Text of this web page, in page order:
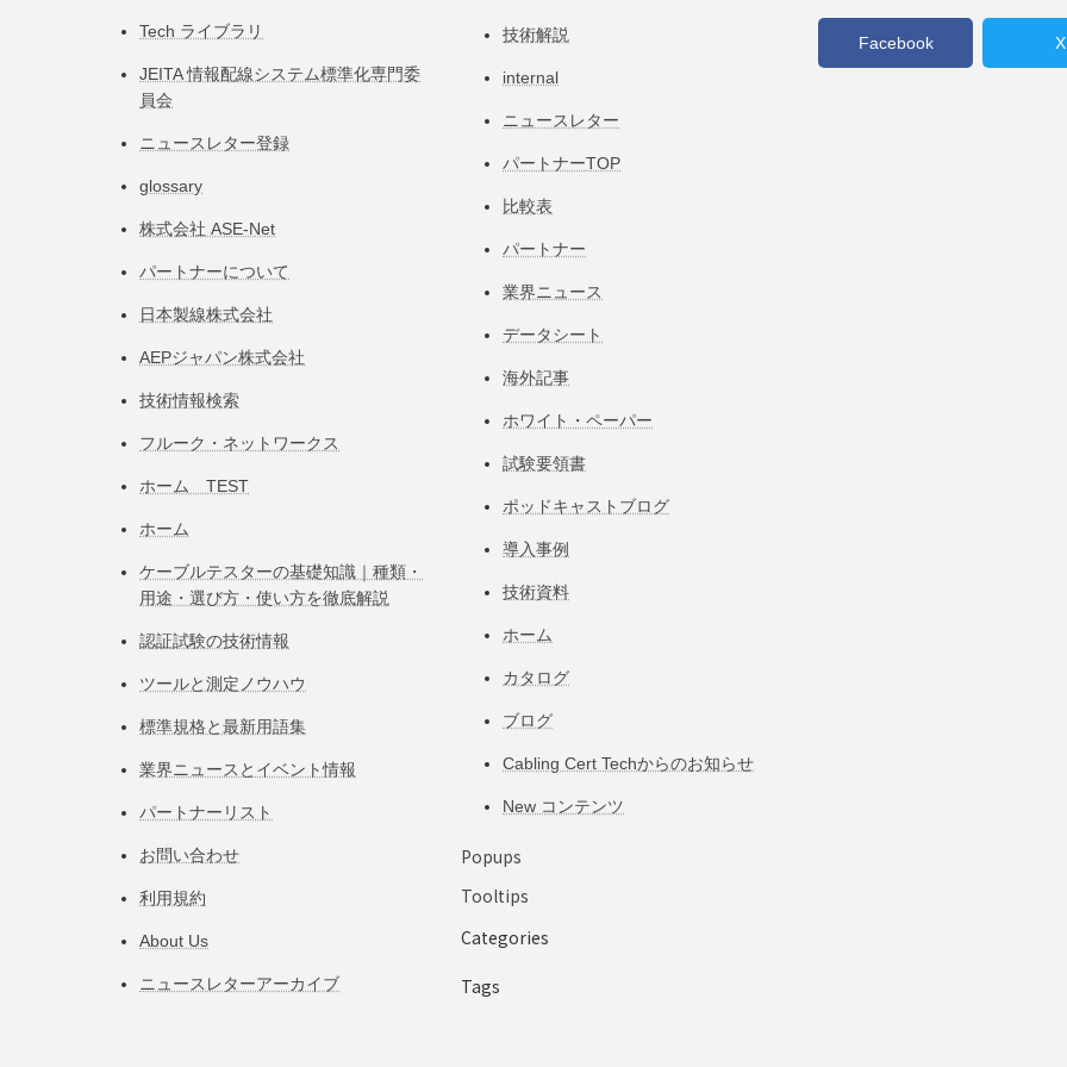
Tech ライブラリ
JEITA 情報配線システム標準化専⾨委
員会
ニュースレター登録
glossary
株式会社 ASE-Net
パートナーについて
日本製線株式会社
AEPジャパン株式会社
技術情報検索
フルーク・ネットワークス
ホーム TEST
ホーム
ケーブルテスターの基礎知識｜種類・
用途・選び方・使い方を徹底解説
認証試験の技術情報
ツールと測定ノウハウ
標準規格と最新用語集
業界ニュースとイベント情報
パートナーリスト
お問い合わせ
利用規約
About Us
ニュースレターアーカイブ
技術解説
internal
ニュースレター
パートナーTOP
比較表
パートナー
業界ニュース
データシート
海外記事
ホワイト・ペーパー
試験要領書
ポッドキャストブログ
導入事例
技術資料
ホーム
カタログ
ブログ
Cabling Cert Techからのお知らせ
New コンテンツ
Popups
Tooltips
Categories
Tags
Facebook X